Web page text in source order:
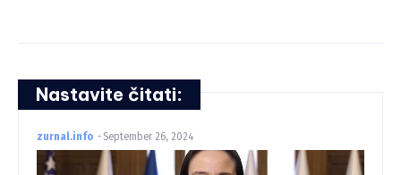
Nastavite čitati:
zurnal.info - September 26, 2024